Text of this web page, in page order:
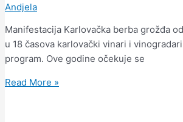
Andjela
Manifestacija Karlovačka berba grožđa
u 18 časova karlovački vinari i
program. Ove godine očekuje se
Read More »